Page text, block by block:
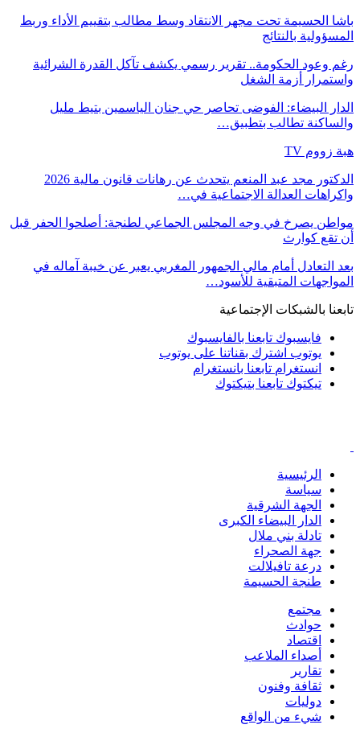
باشا الحسيمة تحت مجهر الانتقاد وسط مطالب بتقييم الأداء وربط
المسؤولية بالنتائج
رغم وعود الحكومة.. تقرير رسمي يكشف تآكل القدرة الشرائية
واستمرار أزمة الشغل
الدار البيضاء: الفوضى تحاصر حي جنان الياسمين بتيط مليل
والساكنة تطالب بتطبيق…
هبة زووم TV
الدكتور مجد عبد المنعم يتحدث عن رهانات قانون مالية 2026
واكراهات العدالة الاجتماعية في…
مواطن يصرخ في وجه المجلس الجماعي لطنجة: أصلحوا الحفر قبل
أن تقع كوارث
بعد التعادل أمام مالي الجمهور المغربي يعبر عن خيبة آماله في
المواجهات المتبقية للأسود…
تابعنا بالشبكات الإجتماعية
فايسبوك تابعنا بالفايسبوك
يوتوب اشترك بقناتنا على يوتوب
انستغرام تابعنا بانستغرام
تيكتوك تابعنا بتيكتوك
الرئيسية
سياسة
الجهة الشرقية
الدار البيضاء الكبرى
تادلة بني ملال
جهة الصحراء
درعة تافيلالت
طنجة الحسيمة
مجتمع
حوادث
اقتصاد
أصداء الملاعب
تقارير
ثقافة وفنون
دوليات
شيء من الواقع